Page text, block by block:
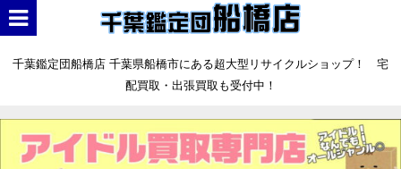
千葉鑑定団船橋店 千葉県船橋市にある超大型リサイクルショップ！ 宅
配買取・出張買取も受付中！